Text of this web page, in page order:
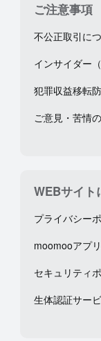
ご注意事項
不公正取引に
インサイダー
犯罪収益移転
ご意見・苦情
WEBサイト
プライバシー
moomooアプ
セキュリティ
生体認証サー